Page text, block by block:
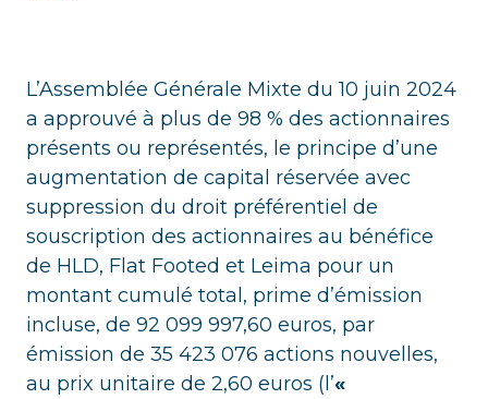
L’Assemblée Générale Mixte du 10 juin 2024
a approuvé à plus de 98 % des actionnaires
présents ou représentés, le principe d’une
augmentation de capital réservée avec
suppression du droit préférentiel de
souscription des actionnaires au bénéfice
de HLD, Flat Footed et Leima pour un
montant cumulé total, prime d’émission
incluse, de 92 099 997,60 euros, par
émission de 35 423 076 actions nouvelles,
au prix unitaire de 2,60 euros (l’«